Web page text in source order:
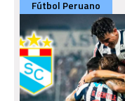
Fútbol Peruano